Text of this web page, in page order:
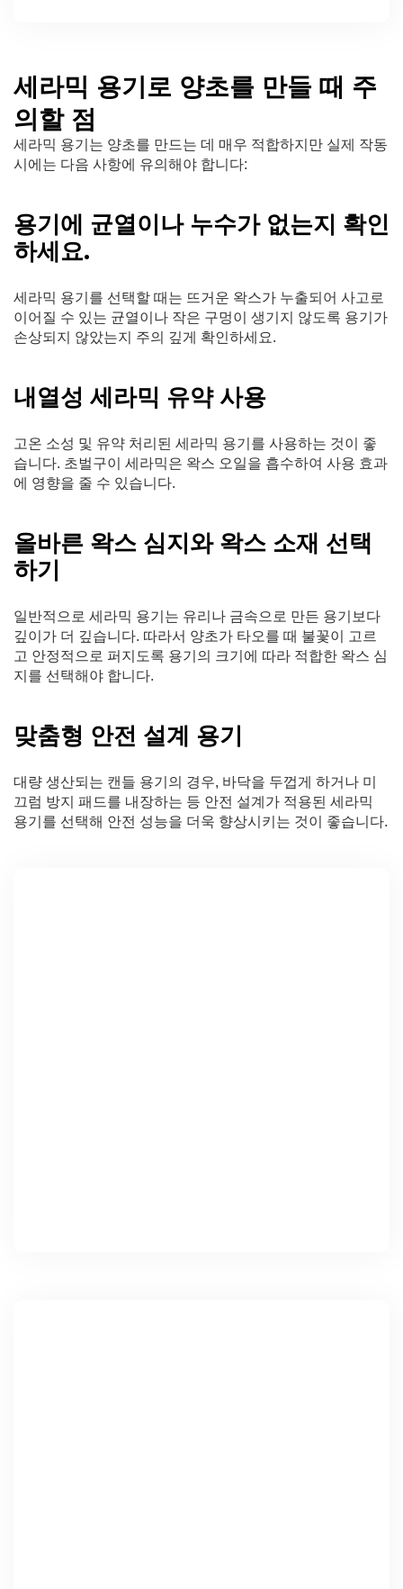
세라믹 용기로 양초를 만들 때 주
의할 점
세라믹 용기는 양초를 만드는 데 매우 적합하지만 실제 작동
시에는 다음 사항에 유의해야 합니다:
용기에 균열이나 누수가 없는지 확인
하세요.
세라믹 용기를 선택할 때는 뜨거운 왁스가 누출되어 사고로
이어질 수 있는 균열이나 작은 구멍이 생기지 않도록 용기가
손상되지 않았는지 주의 깊게 확인하세요.
내열성 세라믹 유약 사용
고온 소성 및 유약 처리된 세라믹 용기를 사용하는 것이 좋
습니다. 초벌구이 세라믹은 왁스 오일을 흡수하여 사용 효과
에 영향을 줄 수 있습니다.
올바른 왁스 심지와 왁스 소재 선택
하기
일반적으로 세라믹 용기는 유리나 금속으로 만든 용기보다
깊이가 더 깊습니다. 따라서 양초가 타오를 때 불꽃이 고르
고 안정적으로 퍼지도록 용기의 크기에 따라 적합한 왁스 심
지를 선택해야 합니다.
맞춤형 안전 설계 용기
대량 생산되는 캔들 용기의 경우, 바닥을 두껍게 하거나 미
끄럼 방지 패드를 내장하는 등 안전 설계가 적용된 세라믹
용기를 선택해 안전 성능을 더욱 향상시키는 것이 좋습니다.